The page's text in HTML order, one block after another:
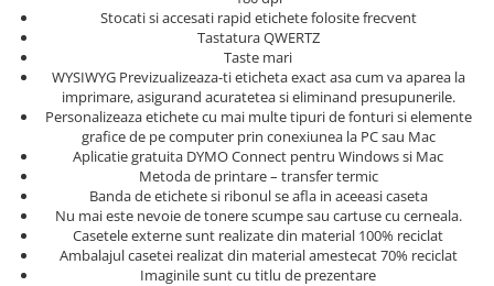
Clesti pentru nituri si popnituri
Nituri etansare Rapid
Nituri High performance Rapid
Nituri automotive Rapid colorate
Piulite nit Rapid
Capsatoare pneumatice
Pistoale pneumatice batut cuie in
banda
Pistoale pneumatice duale batut
capse sau cuie in banda
Pompe aspirator fludor si accesorii
Scule
Scule de mana electricieni
Scule de mana KNIPEX
Scule multifunctionale si accesorii
Scule pentru aviatie
Scule pentru constructii navale si
intretinere nave
Scule pentru instalari panouri
fotovoltaice
Stocati si accesati rapid etichete folosite frecvent
Tastatura QWERTZ
Taste mari
WYSIWYG Previzualizeaza-ti eticheta exact asa cum va aparea la
imprimare, asigurand acuratetea si eliminand presupunerile.
Personalizeaza etichete cu mai multe tipuri de fonturi si elemente
grafice de pe computer prin conexiunea la PC sau Mac
Aplicatie gratuita DYMO Connect pentru Windows si Mac
Metoda de printare – transfer termic
Banda de etichete si ribonul se afla in aceeasi caseta
Nu mai este nevoie de tonere scumpe sau cartuse cu cerneala.
Casetele externe sunt realizate din material 100% reciclat
Ambalajul casetei realizat din material amestecat 70% reciclat
Imaginile sunt cu titlu de prezentare